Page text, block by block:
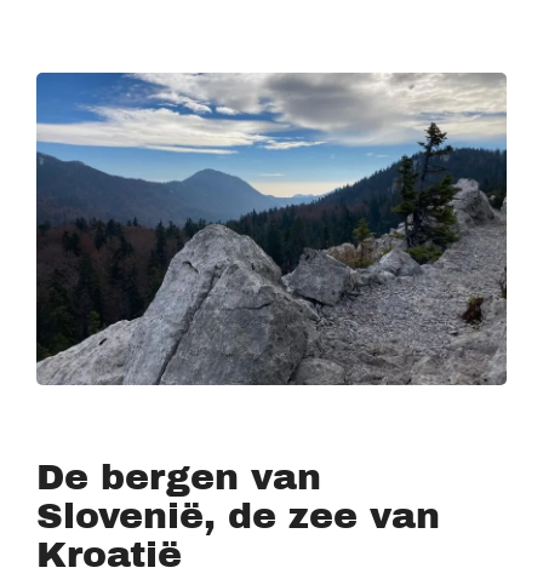
De bergen van
Slovenië, de zee van
Kroatië